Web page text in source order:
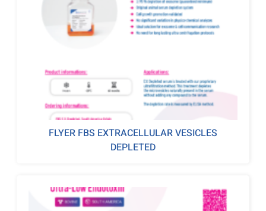
FLYER FBS EXTRACELLULAR VESICLES
DEPLETED